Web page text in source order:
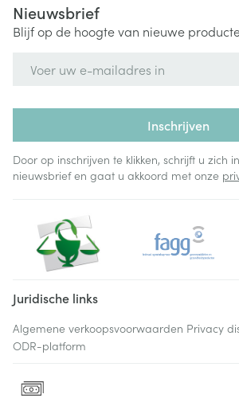
Nieuwsbrief
Blijf op de hoogte van nieuwe
Inschrijven
Door op inschrijven te klikken, schrijft u zich
nieuwsbrief en gaat u akkoord met onze
Juridische links
Algemene verkoopsvoorwaarden Privacy
ODR-platform